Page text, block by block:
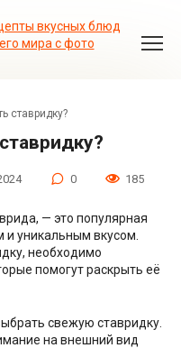
ставридку?
0 185
— это популярная
уникальным вкусом.
необходимо
помогут раскрыть её
свежую ставридку.
на внешний вид